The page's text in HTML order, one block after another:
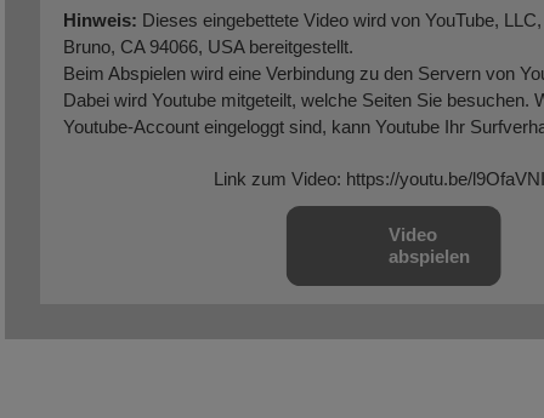
Hinweis: Dieses eingebettete Video wird von YouTube,
Bruno, CA 94066, USA bereitgestellt.
Beim Abspielen wird eine Verbindung zu den Servern von
Dabei wird Youtube mitgeteilt, welche Seiten Sie besuchen.
Youtube-Account eingeloggt sind, kann Youtube Ihr
Account ausloggen.
Wird ein Youtube-Video gestartet, setzt der Anbieter
Link zum Video: https://youtu.be/
Video
abspielen